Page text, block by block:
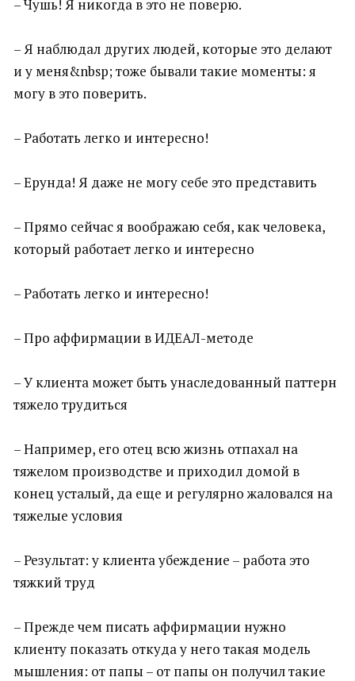
– Чушь! Я никогда в это не поверю.
– Я наблюдал других людей, которые это делают
и у меня&nbsp; тоже бывали такие моменты: я
могу в это поверить.
– Работать легко и интересно!
– Ерунда! Я даже не могу себе это представить
– Прямо сейчас я воображаю себя, как человека,
который работает легко и интересно
– Работать легко и интересно!
– Про аффирмации в ИДЕАЛ-методе
– У клиента может быть унаследованный паттерн
тяжело трудиться
– Например, его отец всю жизнь отпахал на
тяжелом производстве и приходил домой в
конец усталый, да еще и регулярно жаловался на
тяжелые условия
– Результат: у клиента убеждение – работа это
тяжкий труд
– Прежде чем писать аффирмации нужно
клиенту показать откуда у него такая модель
мышления: от папы – от папы он получил такие